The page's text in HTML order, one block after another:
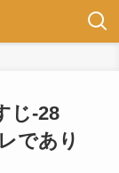
じ-28
であり